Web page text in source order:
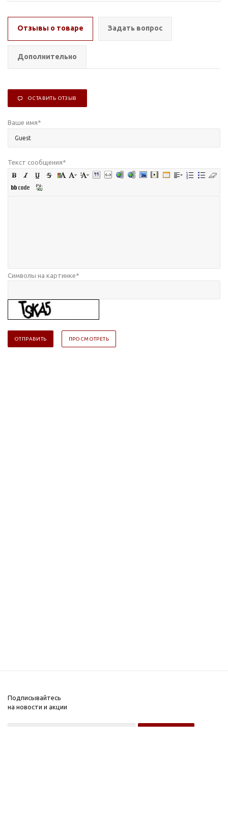
Отзывы о товаре Задать вопрос
Дополнительно
ОСТАВИТЬ ОТЗЫВ
Ваше имя*
Текст сообщения*
Символы на картинке*
Подписывайтесь
на новости и акции